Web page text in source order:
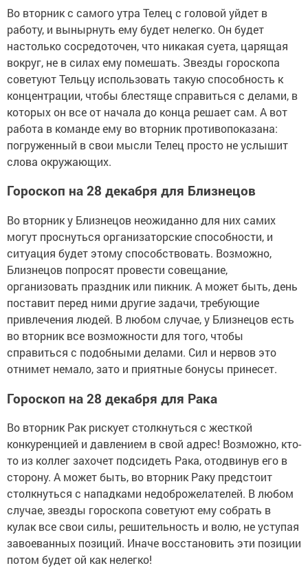
Во вторник с самого утра Телец с головой уйдет в
работу, и вынырнуть ему будет нелегко. Он будет
настолько сосредоточен, что никакая суета, царящая
вокруг, не в силах ему помешать. Звезды гороскопа
советуют Тельцу использовать такую способность к
концентрации, чтобы блестяще справиться с делами, в
которых он все от начала до конца решает сам. А вот
работа в команде ему во вторник противопоказана:
погруженный в свои мысли Телец просто не услышит
слова окружающих.
Гороскоп на 28 декабря для Близнецов
Во вторник у Близнецов неожиданно для них самих
могут проснуться организаторские способности, и
ситуация будет этому способствовать. Возможно,
Близнецов попросят провести совещание,
организовать праздник или пикник. А может быть, день
поставит перед ними другие задачи, требующие
привлечения людей. В любом случае, у Близнецов есть
во вторник все возможности для того, чтобы
справиться с подобными делами. Сил и нервов это
отнимет немало, зато и приятные бонусы принесет.
Гороскоп на 28 декабря для Рака
Во вторник Рак рискует столкнуться с жесткой
конкуренцией и давлением в свой адрес! Возможно, кто-
то из коллег захочет подсидеть Рака, отодвинув его в
сторону. А может быть, во вторник Раку предстоит
столкнуться с нападками недоброжелателей. В любом
случае, звезды гороскопа советуют ему собрать в
кулак все свои силы, решительность и волю, не уступая
завоеванных позиций. Иначе восстановить эти позиции
потом будет ой как нелегко!